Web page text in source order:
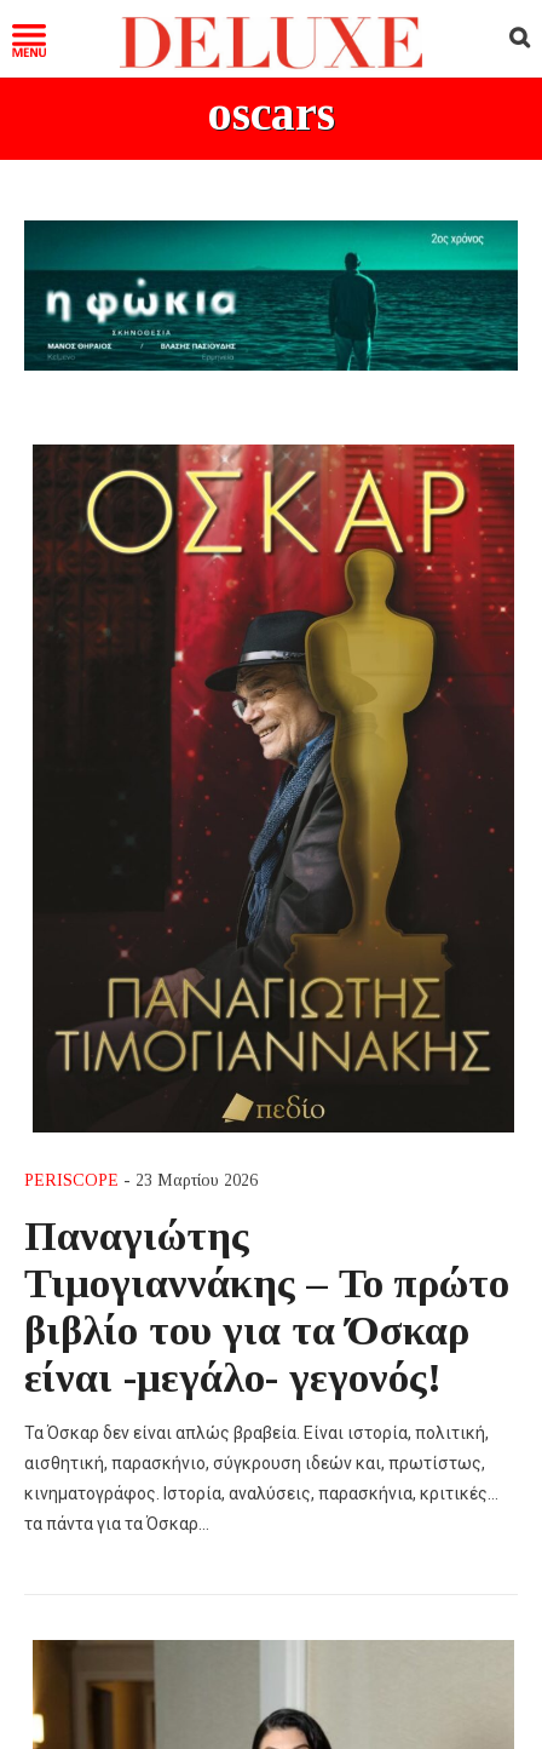
oscars
PERISCOPE - 23 Μαρτίου 2026
Παναγιώτης
Τιμογιαννάκης – Το πρώτο
βιβλίο του για τα Όσκαρ
είναι -μεγάλο- γεγονός!
Τα Όσκαρ δεν είναι απλώς βραβεία. Είναι ιστορία, πολιτική,
αισθητική, παρασκήνιο, σύγκρουση ιδεών και, πρωτίστως,
κινηματογράφος. Ιστορία, αναλύσεις, παρασκήνια, κριτικές…
τα πάντα για τα Όσκαρ…